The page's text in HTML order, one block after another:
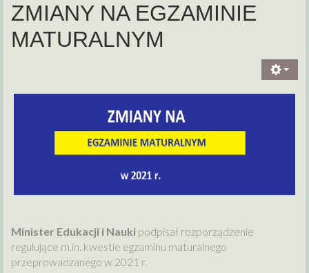
ZMIANY NA EGZAMINIE
MATURALNYM
Minister Edukacji i Nauki podpisał rozporządzenie
regulujące m.in. kwestie egzaminu maturalnego
przeprowadzanego w 2021 r.